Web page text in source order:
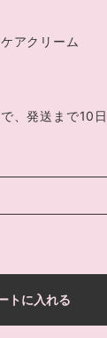
アクリーム
、発送まで10日
トに入れる